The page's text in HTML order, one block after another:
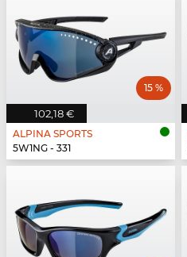
102,18 €
15 %
ALPINA SPORTS
5W1NG - 331